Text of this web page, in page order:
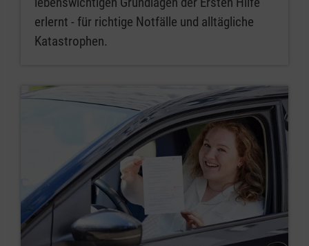
erlernt - für richtige Notfälle und alltägliche
Katastrophen.